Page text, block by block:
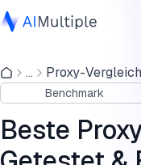
Agentische KI
Cybersicherheit
Daten
... Proxy-
Benchmark
Beste
Proxy-Performance-
Beste Proxy-Seiten &